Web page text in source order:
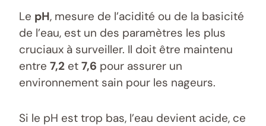
Le pH, mesure de l’acidité ou de la basicité
de l’eau, est un des paramètres les plus
cruciaux à surveiller. Il doit être maintenu
entre 7,2 et 7,6 pour assurer un
environnement sain pour les nageurs.
Si le pH est trop bas, l’eau devient acide, ce